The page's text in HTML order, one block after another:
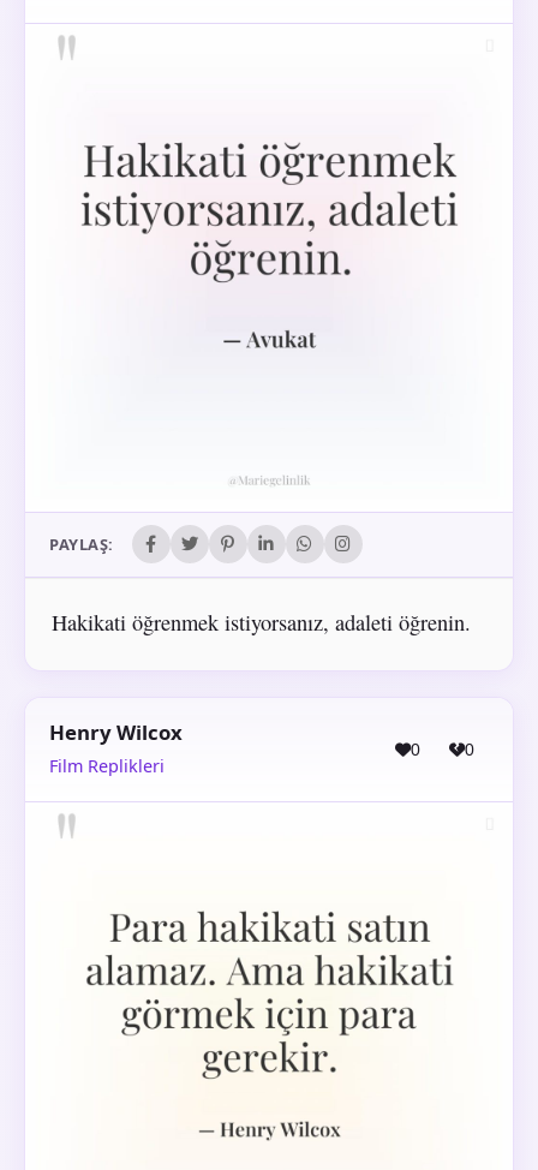
PAYLAŞ:
Hakikati öğrenmek istiyorsanız, adaleti öğrenin.
Henry Wilcox
Film Replikleri
0 0